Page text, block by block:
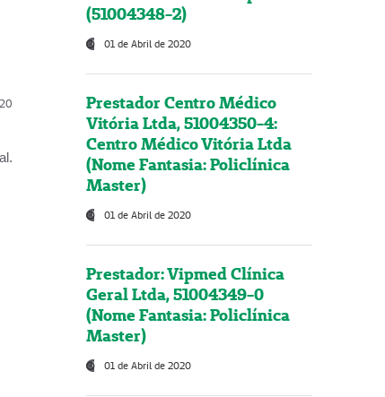
(51004348-2)
01 de Abril de 2020
Prestador Centro Médico
Vitória Ltda, 51004350-4:
Centro Médico Vitória Ltda
(Nome Fantasia: Policlínica
Master)
01 de Abril de 2020
Prestador: Vipmed Clínica
Geral Ltda, 51004349-0
(Nome Fantasia: Policlínica
Master)
01 de Abril de 2020